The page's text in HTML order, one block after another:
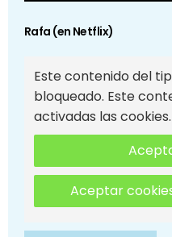
Rafa (en Netflix)
Este contenido del
bloqueado. Este
activadas las cookies.
Aceptar